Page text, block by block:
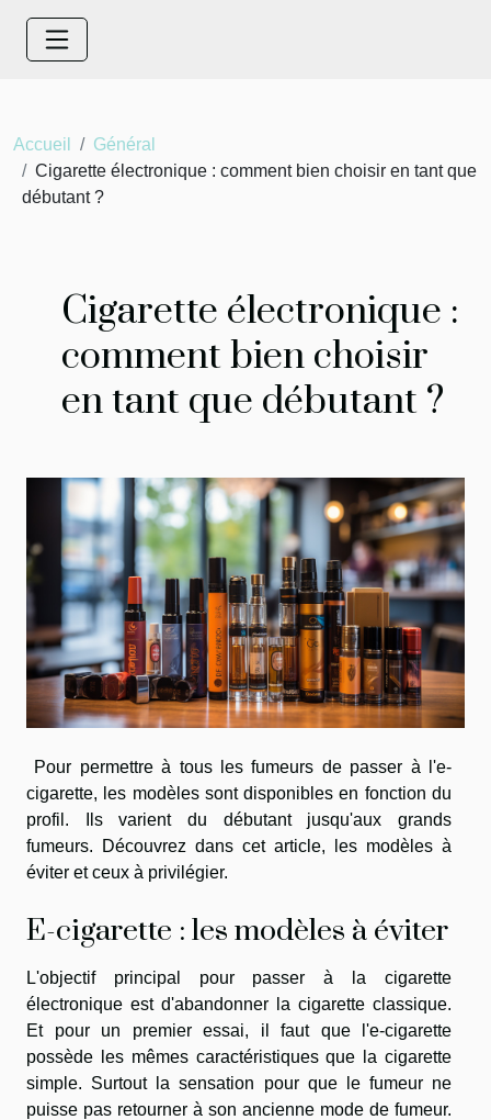
Accueil
Général
Cigarette électronique : comment bien choisir en tant que
débutant ?
Cigarette électronique :
comment bien choisir
en tant que débutant ?
Pour permettre à tous les fumeurs de passer à l'e-
cigarette, les modèles sont disponibles en fonction du
profil. Ils varient du débutant jusqu'aux grands
fumeurs. Découvrez dans cet article, les modèles à
éviter et ceux à privilégier.
E-cigarette : les modèles à éviter
L'objectif principal pour passer à la cigarette
électronique est d'abandonner la cigarette classique.
Et pour un premier essai, il faut que l'e-cigarette
possède les mêmes caractéristiques que la cigarette
simple. Surtout la sensation pour que le fumeur ne
puisse pas retourner à son ancienne mode de fumeur.